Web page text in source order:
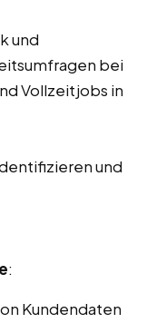
und
bei
Vollzeitjobs in
und
:
Kundendaten